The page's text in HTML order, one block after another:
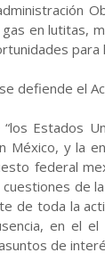
en lutitas,
para
defiende el
Estados
México, y la
federal
de
de toda la
en el
de